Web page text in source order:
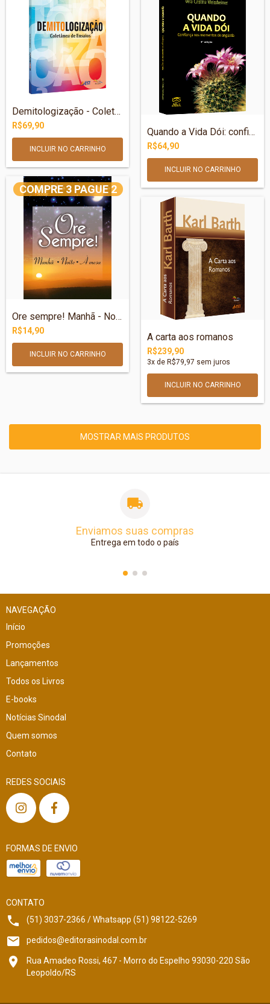
Demitologização - Coletânea de Ensaios
R$69,90
Quando a Vida Dói: confiança nos momento...
R$64,90
COMPRE 3 PAGUE 2
Ore sempre! Manhã - Noite - À mesa
R$14,90
A carta aos romanos
R$239,90
3x de R$79,97 sem juros
MOSTRAR MAIS PRODUTOS
Enviamos suas compras
Entrega em todo o país
NAVEGAÇÃO
Início
Promoções
Lançamentos
Todos os Livros
E-books
Notícias Sinodal
Quem somos
Contato
REDES SOCIAIS
FORMAS DE ENVIO
CONTATO
(51) 3037-2366 / Whatsapp (51) 98122-5269
pedidos@editorasinodal.com.br
Rua Amadeo Rossi, 467 - Morro do Espelho 93030-220 São
Leopoldo/RS